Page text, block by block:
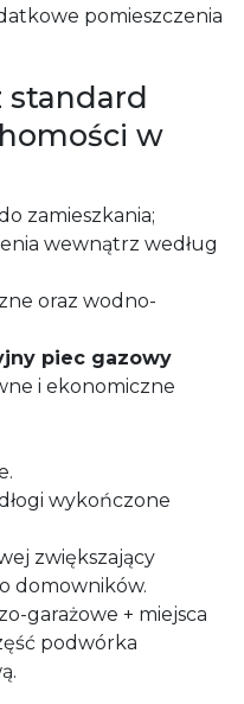
pomieszczenia
standard
w
zamieszkania;
wewnątrz według
oraz wodno-
piec gazowy
i ekonomiczne
wykończone
zwiększający
domowników.
garażowe + miejsca
podwórka